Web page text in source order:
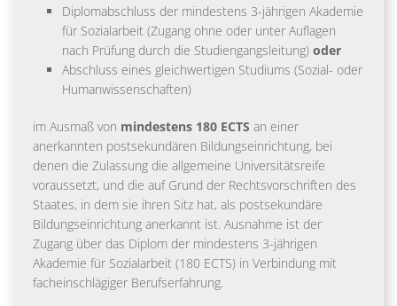
Diplomabschluss der mindestens 3-jährigen Akademie
für Sozialarbeit (Zugang ohne oder unter Auflagen
nach Prüfung durch die Studiengangsleitung) oder
Abschluss eines gleichwertigen Studiums (Sozial- oder
Humanwissenschaften)
im Ausmaß von mindestens 180 ECTS an einer
anerkannten postsekundären Bildungseinrichtung, bei
denen die Zulassung die allgemeine Universitätsreife
voraussetzt, und die auf Grund der Rechtsvorschriften des
Staates, in dem sie ihren Sitz hat, als postsekundäre
Bildungseinrichtung anerkannt ist. Ausnahme ist der
Zugang über das Diplom der mindestens 3-jährigen
Akademie für Sozialarbeit (180 ECTS) in Verbindung mit
facheinschlägiger Berufserfahrung.